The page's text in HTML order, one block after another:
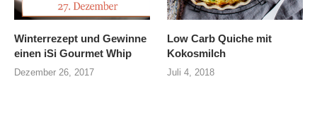
Winterrezept und Gewinne
einen iSi Gourmet Whip
Dezember 26, 2017
Low Carb Quiche mit
Kokosmilch
Juli 4, 2018